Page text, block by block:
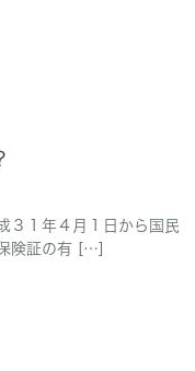
３１年４月１日から国民
険証の有 […]